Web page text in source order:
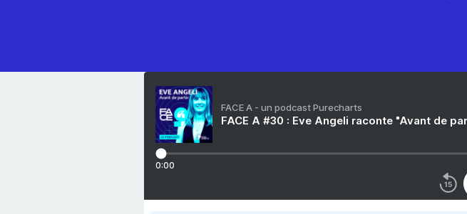
FACE A - un podcast Purecharts
FACE A #30 : Eve Angeli raconte "Avant de
0:00